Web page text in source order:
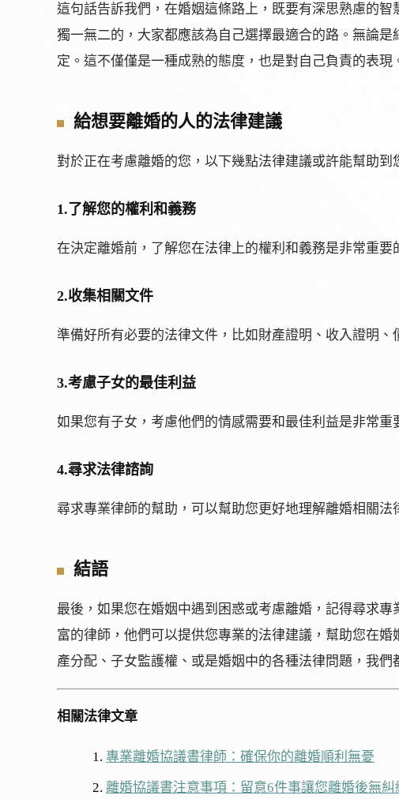
這句話告訴我們，在婚姻這條路上，既要有深思熟慮的
獨一無二的，大家都應該為自己選擇最適合的路。無論
定。這不僅僅是一種成熟的態度，也是對自己負責的表現
給想要離婚的人的法律建議
對於正在考慮離婚的您，以下幾點法律建議或許能幫助到
1.了解您的權利和義務
在決定離婚前，了解您在法律上的權利和義務是非常重
2.收集相關文件
準備好所有必要的法律文件，比如財產證明、收入證明、
3.考慮子女的最佳利益
如果您有子女，考慮他們的情感需要和最佳利益是非常重
4.尋求法律諮詢
尋求專業律師的幫助，可以幫助您更好地理解離婚相關法
結語
最後，如果您在婚姻中遇到困惑或考慮離婚，記得尋求
富的律師，他們可以提供您專業的法律建議，幫助您在
產分配、子女監護權、或是婚姻中的各種法律問題，我們
相關法律文章
專業離婚協議書律師：確保你的離婚順利無憂
離婚協議書注意事項：留意6件事讓您離婚後無糾